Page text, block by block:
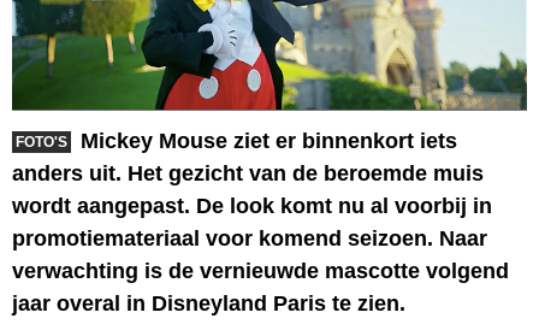
FOTO'S
Mickey Mouse ziet er binnenkort iets
anders uit. Het gezicht van de beroemde muis
wordt aangepast. De look komt nu al voorbij in
promotiemateriaal voor komend seizoen. Naar
verwachting is de vernieuwde mascotte volgend
jaar overal in Disneyland Paris te zien.